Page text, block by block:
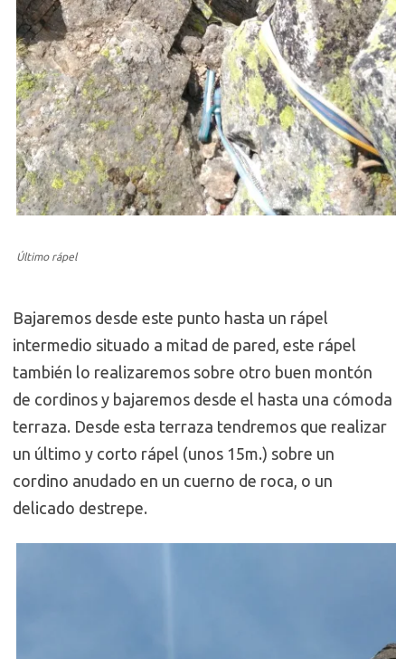
Último rápel
Bajaremos desde este punto hasta un rápel
intermedio situado a mitad de pared, este rápel
también lo realizaremos sobre otro buen montón
de cordinos y bajaremos desde el hasta una cómoda
terraza. Desde esta terraza tendremos que realizar
un último y corto rápel (unos 15m.) sobre un
cordino anudado en un cuerno de roca, o un
delicado destrepe.